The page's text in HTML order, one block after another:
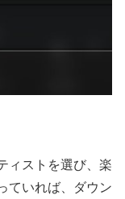
ィストを選び、楽
ていれば、ダウン